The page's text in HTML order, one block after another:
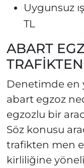
Uygunsuz
TL
ABART
Denetimde en
abart egzoz
egzozlu bir
Söz konusu
trafikten men
kirliliğine